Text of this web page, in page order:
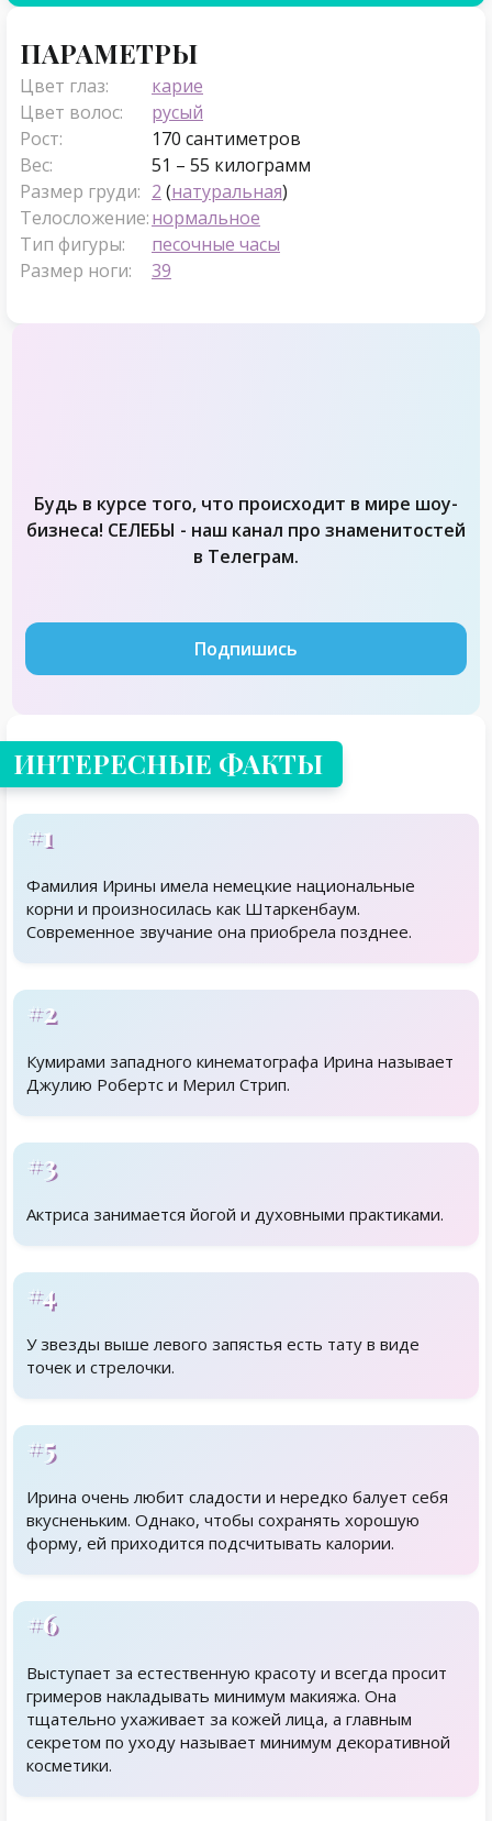
ПАРАМЕТРЫ
Цвет глаз:
карие
Цвет волос:
русый
Рост:
170 сантиметров
Вес:
51 – 55 килограмм
Размер груди: 2 (натуральная)
Телосложение:нормальное
Тип фигуры:
песочные часы
Размер ноги:
39
Будь в курсе того, что происходит в мире шоу-
бизнеса! СЕЛЕБЫ - наш канал про знаменитостей
в Телеграм.
Подпишись
ИНТЕРЕСНЫЕ ФАКТЫ
#1
Фамилия Ирины имела немецкие национальные
корни и произносилась как Штаркенбаум.
Современное звучание она приобрела позднее.
#2
Кумирами западного кинематографа Ирина называет
Джулию Робертс и Мерил Стрип.
#3
Актриса занимается йогой и духовными практиками.
#4
У звезды выше левого запястья есть тату в виде
точек и стрелочки.
#5
Ирина очень любит сладости и нередко балует себя
вкусненьким. Однако, чтобы сохранять хорошую
форму, ей приходится подсчитывать калории.
#6
Выступает за естественную красоту и всегда просит
гримеров накладывать минимум макияжа. Она
тщательно ухаживает за кожей лица, а главным
секретом по уходу называет минимум декоративной
косметики.